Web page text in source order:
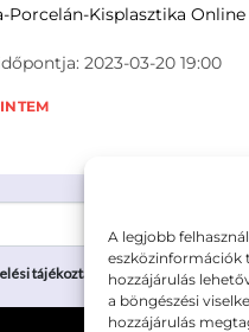
A legjobb
eszközinformációk
hozzájárulás
a böngészési
hozzájárulás
Porcelán-Kisplasztika Online
2023-03-20 19:00
tájékoztatót: mutargy.com/